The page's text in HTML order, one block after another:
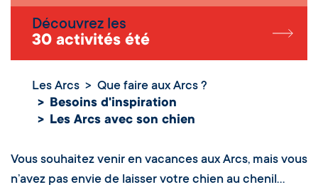
Découvrez les
30 activités été
Les Arcs
Que faire aux Arcs ?
Besoins d'inspiration
Les Arcs avec son chien
Les Arcs avec
Vous souhaitez venir en vacances aux Arcs, mais vous
n’avez pas envie de laisser votre chien au chenil…